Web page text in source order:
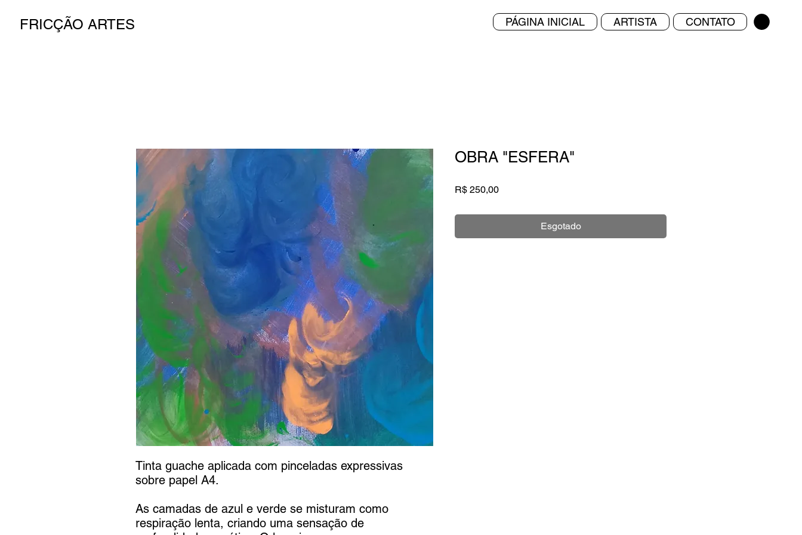
FRICÇÃO ARTES PÁGINA INICIAL ARTISTA CONTATO
Tinta guache aplicada com pinceladas expressivas
sobre papel A4.
As camadas de azul e verde se misturam como
respiração lenta, criando uma sensação de
OBRA "ESFERA"
R$ 250,00Preço
Esgotado